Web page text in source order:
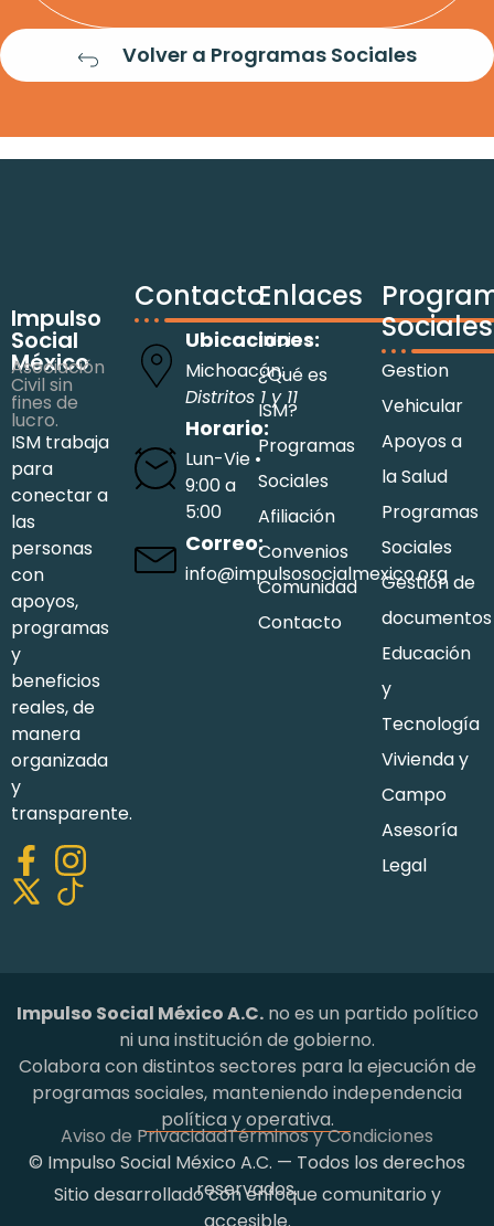
Volver a Programas Sociales
Impulso
Social
México
Asociación
Civil sin
fines de
lucro.
ISM trabaja
para
conectar a
las
personas
con
apoyos,
programas
y
beneficios
reales, de
manera
organizada
y
transparente.
Contacto
Ubicaciones:
Michoacán:
Distritos 1 y 11
Horario:
Lun-Vie •
9:00 a
5:00
Correo:
info@impulsosocialmexico.org
Enlaces
Inicio
¿Qué es
ISM?
Programas
Sociales
Afiliación
Convenios
Comunidad
Contacto
Sociales
Gestion
Vehicular
Apoyos a
la Salud
Programas
Sociales
Gestión de
documentos
Educación
y
Tecnología
Vivienda y
Campo
Asesoría
Legal
Impulso Social México A.C.no es un partido político
ni una institución de gobierno.
Colabora con distintos sectores para la ejecución de
programas sociales, manteniendo independencia
política y operativa.
Aviso de PrivacidadTérminos y Condiciones
© Impulso Social México A.C. — Todos los derechos
reservados.
Sitio desarrollado con enfoque comunitario y